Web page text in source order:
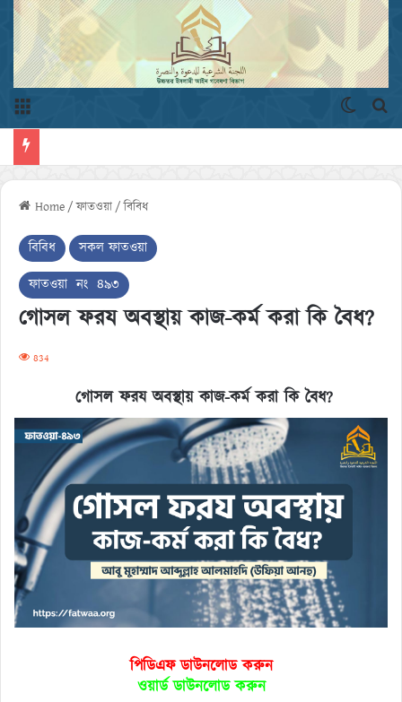
Home / ফাতওয়া / বিবিধ
বিবিধ
সকল ফাতওয়া
ফাতওয়া নং ৪৯৩
গোসল ফরয অবস্থায় কাজ-কর্ম করা কি বৈধ?
834
গোসল ফরয অবস্থায় কাজ-কর্ম করা কি বৈধ?
পিডিএফ ডাউনলোড করুন
ওয়ার্ড ডাউনলোড করুন